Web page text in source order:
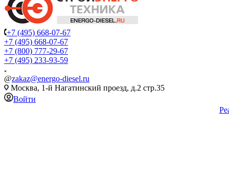
+7 (495) 668-07-67
+7 (495) 668-07-67
+7 (800) 777-29-67
+7 (495) 233-93-59
@zakaz@energo-diesel.ru
Москва, 1-й Нагатинский проезд, д.2 стр.35
Войти